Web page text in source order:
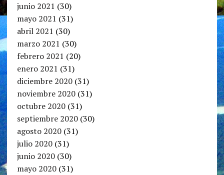
junio 2021 (30)
mayo 2021 (31)
abril 2021 (30)
marzo 2021 (30)
febrero 2021 (20)
enero 2021 (31)
diciembre 2020(31)
noviembre 2020(31)
octubre 2020(31)
septiembre 2020(30)
agosto 2020(31)
julio 2020(31)
junio 2020(30)
mayo 2020(31)